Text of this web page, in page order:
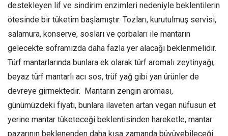
destekleyen lif ve sindirim enzimleri nedeniyle beklentilerin
ötesinde bir tüketim başlamıştır. Tozları, kurutulmuş servisi,
salamura, konserve, sosları ve çorbaları ile mantarın
gelecekte soframızda daha fazla yer alacağı beklenmelidir.
Türf mantarlarında bunlara ek olarak türf aromalı zeytinyağı,
beyaz türf mantarlı acı sos, trüf yağ gibi yan ürünler de
devreye girmektedir. Mantarın zengin aroması,
günümüzdeki fiyatı, bunlara ilaveten artan vegan nüfusun et
yerine mantar tüketeceği beklentisinden hareketle, mantar
pazarının beklenenden daha kısa zamanda büyüyebileceği